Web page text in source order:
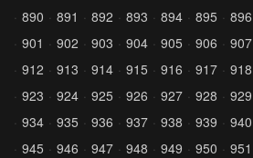
890
891 892 893 894 895 896
901
902 903 904 905 906 907
912
913 914 915 916 917 918
923
924 925 926 927 928 929
934
935 936 937 938 939 940
945
946 947 948 949 950 951